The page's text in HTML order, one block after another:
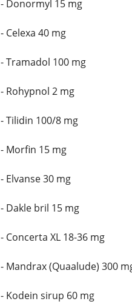
- Donormyl 15 mg
- Celexa 40 mg
- Tramadol 100 mg
- Rohypnol 2 mg
- Tilidin 100/8 mg
- Morfin 15 mg
- Elvanse 30 mg
- Dakle bril 15 mg
- Concerta XL 18-36 mg
- Mandrax (Quaalude) 300
- Kodein sirup 60 mg